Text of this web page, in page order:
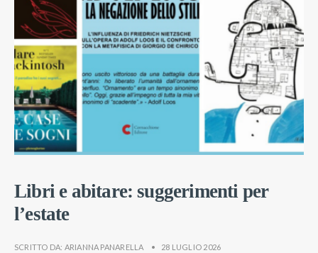
Libri e abitare: suggerimenti per
l’estate
SCRITTO DA: ARIANNA PANARELLA • 28 LUGLIO 2026